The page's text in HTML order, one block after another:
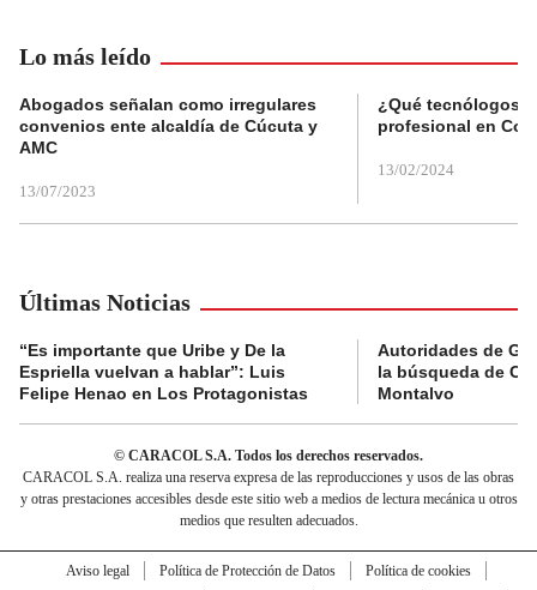
Lo más leído
Abogados señalan como irregulares
convenios ente alcaldía de Cúcuta y
AMC
13/07/2023
¿Qué tecnólogos
profesional en
13/02/2024
Últimas Noticias
“Es importante que Uribe y De la
Espriella vuelvan a hablar”: Luis
Felipe Henao en Los Protagonistas
Autoridades de
la búsqueda de
Montalvo
© CARACOL S.A. Todos los derechos reservados.
CARACOL S.A. realiza una reserva expresa de las reproducciones y usos de las obras
y otras prestaciones accesibles desde este sitio web a medios de lectura mecánica u otros
medios que resulten adecuados.
Aviso legal Política de Protección de Datos
Política de cookies